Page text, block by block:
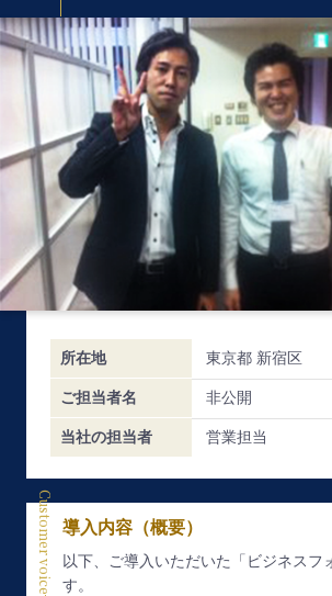
所在地 東京都 新宿区
ご担当者名 非公開
当社の担当者 営業担当
Customer voice 導入内容（概要）
以下、ご導入いただいた「ビジネスフ
す。